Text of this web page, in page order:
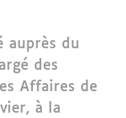
auprès du
des
Affaires de
à la